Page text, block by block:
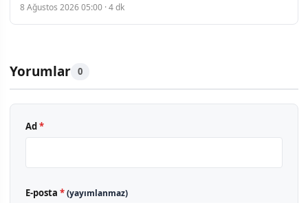
8 Ağustos 2026 05:00 · 4 dk
Yorumlar 0
Ad*
E-posta *(yayımlanmaz)